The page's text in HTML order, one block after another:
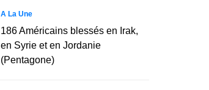
A La Une
186 Américains blessés en Irak,
en Syrie et en Jordanie
(Pentagone)